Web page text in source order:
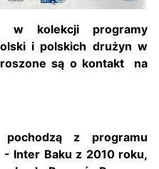
w kolekcji programy
i polskich drużyn w
są o kontakt na
pochodzą z programu
- Inter Baku z 2010 roku,